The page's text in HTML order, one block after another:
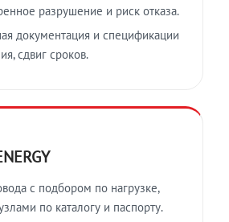
разрушение и риск отказа.
документация и спецификации
сдвиг сроков.
с подбором по нагрузке,
по каталогу и паспорту.